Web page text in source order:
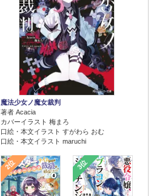
魔法少女ノ魔女裁判
著者 Acacia
カバーイラスト 梅まろ
口絵・本文イラスト すがわら おむ
口絵・本文イラスト maruchi
2位 3位